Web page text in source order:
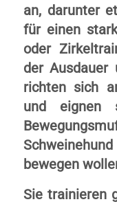
an, darunter
für einen
oder
der Ausdauer
richten sich
und eignen
bewegen
Sie trainieren